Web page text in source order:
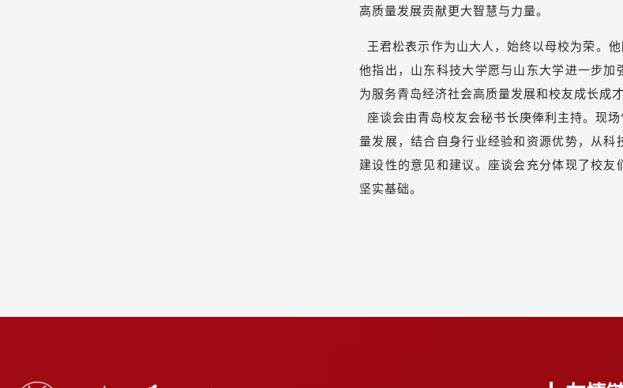
高质量发展贡献更大智慧与力量。
王君松表示作为山大人，始终以母校为荣。
他指出，山东科技大学愿与山东大学进一步加
为服务青岛经济社会高质量发展和校友成长成
座谈会由青岛校友会秘书长庚俸利主持。现
量发展，结合自身行业经验和资源优势，从
建设性的意见和建议。座谈会充分体现了校
坚实基础。